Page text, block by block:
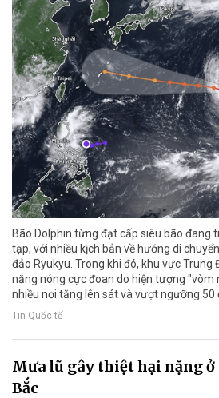
Bão Dolphin từng đạt cấp siêu bão đang
tạp, với nhiều kịch bản về hướng di
đảo Ryukyu. Trong khi đó, khu vực
nắng nóng cực đoan do hiện tượng "vòm
nhiều nơi tăng lên sát và vượt ngưỡng 50
Tin Quốc tế
Mưa lũ gây thiệt hại nặng
Bắc